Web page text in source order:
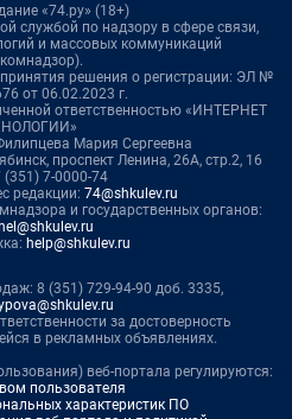
«74.ру» (18+)
службой по надзору в сфере связи,
и массовых коммуникаций
решения о регистрации: ЭЛ №
от 06.02.2023 г.
ответственностью «ИНТЕРНЕТ
Мария Сергеевна
проспект Ленина, 26А, стр.2, 16
(351) 7-0000-74
редакции: 74@shkulev.ru
и государственных органов:
help@shkulev.ru
8 (351) 729-94-90 доб. 3335,
за достоверность
в рекламных объявлениях.
веб-портала регулируются:
пользователя
характеристик ПО